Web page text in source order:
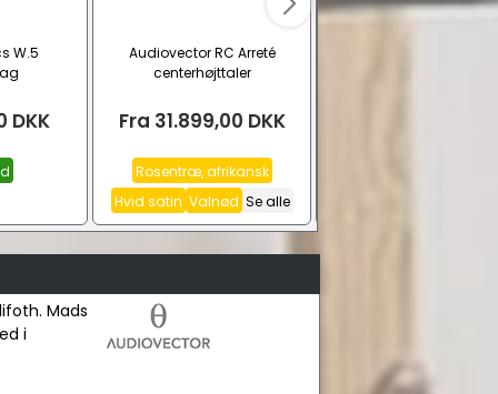
W.5
DKK
Audiovector RC Arreté
centerhøjttaler
Fra 31.899,00 DKK
Rosentræ, afrikansk
Hvid satin Valnød Se alle
Mads
i